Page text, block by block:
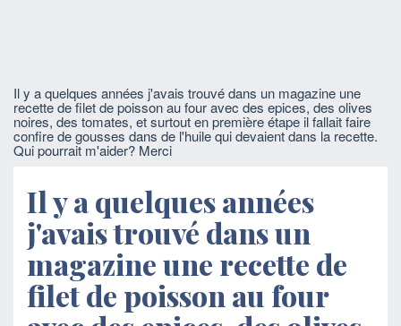
Il y a quelques années j'avais trouvé dans un magazine une
recette de filet de poisson au four avec des epices, des olives
noires, des tomates, et surtout en première étape il fallait faire
confire de gousses dans de l'huile qui devaient dans la recette.
Qui pourrait m'aider? Merci
Il y a quelques années
j'avais trouvé dans un
magazine une recette de
filet de poisson au four